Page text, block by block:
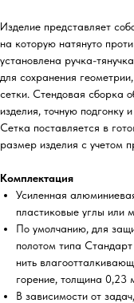
Изделие представляет
на которую натянуто
установлена ручка-
для сохранения
сетки. Стендовая сборка
изделия, точную подгонку
Сетка поставляется в
размер изделия с учетом
Комплектация
Усиленная
пластиковые углы или
По умолчанию, для
полотом типа Стандарт
нить
горение, толщина 0,23
В зависимости от